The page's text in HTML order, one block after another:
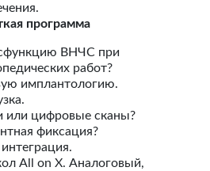
программа
ВНЧС при
работ?
имплантологию.
или цифровые сканы?
фиксация?
All on X. Аналоговый,